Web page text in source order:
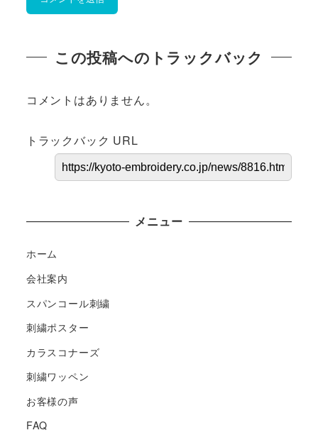
この投稿へのトラックバック
コメントはありません。
トラックバック URL
メニュー
ホーム
会社案内
スパンコール刺繍
刺繍ポスター
カラスコナーズ
刺繍ワッペン
お客様の声
FAQ